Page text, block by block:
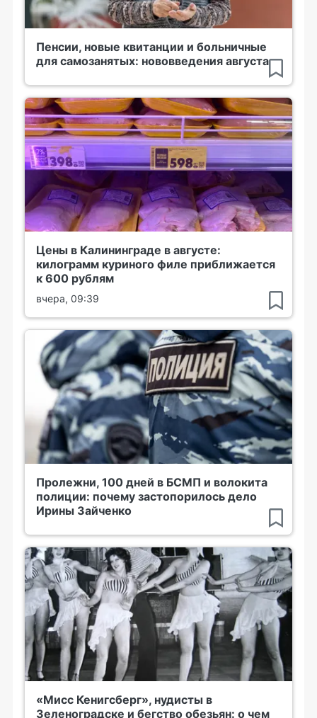
Пенсии, новые квитанции и больничные
для самозанятых: нововведения августа
Цены в Калининграде в августе:
килограмм куриного филе приближается
к 600 рублям
вчера, 09:39
Пролежни, 100 дней в БСМП и волокита
полиции: почему застопорилось дело
Ирины Зайченко
«Мисс Кенигсберг», нудисты в
Зеленоградске и бегство обезьян: о чем